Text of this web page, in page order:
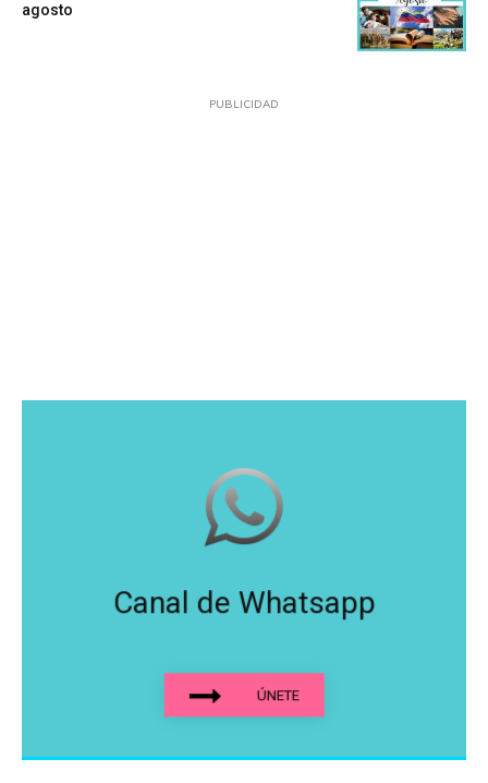
agosto
PUBLICIDAD
Canal de Whatsapp
ÚNETE